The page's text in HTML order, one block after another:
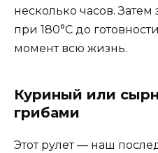
несколько часов. Затем
при 180°C до
момент всю жизнь.
Куриный или
грибами
Этот рулет — наш